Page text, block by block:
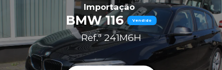
Importação
BMW 116 Vendido
Ref.ª 241M6H